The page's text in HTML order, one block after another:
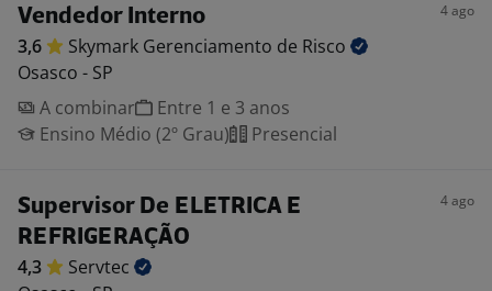
Vendedor Interno 4 ago
3,6 Skymark Gerenciamento de Risco
Osasco - SP
A combinar
Entre 1 e 3 anos
Ensino Médio (2º Grau)
Presencial
Supervisor De ELETRICA E
REFRIGERAÇÃO
4 ago
4,3
Servtec